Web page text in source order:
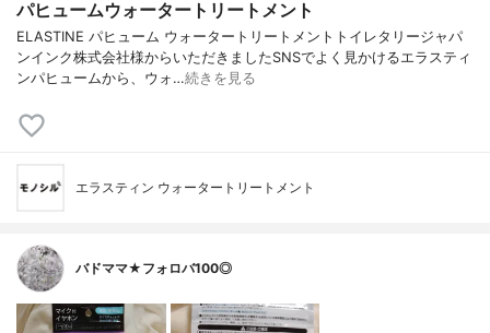
パヒュームウォータートリートメント
ELASTINE パヒューム ウォータートリートメントトイレタリージャパ
ンインク株式会社様からいただきましたSNSでよく見かけるエラスティ
ンパヒュームから、ウォ…続きを見る
エラスティン ウォータートリートメント
バドママ★フォロバ100◎